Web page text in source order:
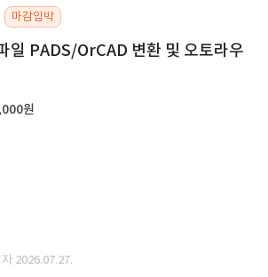
마감임박
일 PADS/OrCAD 변환 및 오토라우
원
2026.07.27.